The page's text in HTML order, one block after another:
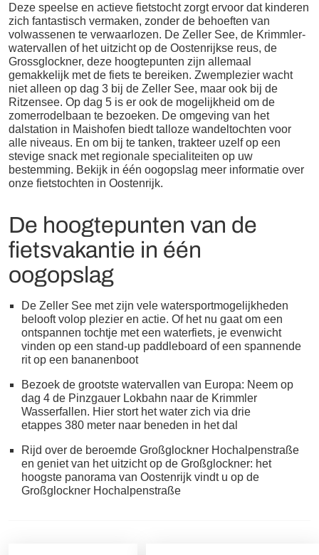
Deze speelse en actieve fietstocht zorgt ervoor dat kinderen
zich fantastisch vermaken, zonder de behoeften van
volwassenen te verwaarlozen. De Zeller See, de Krimmler-
watervallen of het uitzicht op de Oostenrijkse reus, de
Grossglockner, deze hoogtepunten zijn allemaal
gemakkelijk met de fiets te bereiken. Zwemplezier wacht
niet alleen op dag 3 bij de Zeller See, maar ook bij de
Ritzensee. Op dag 5 is er ook de mogelijkheid om de
zomerrodelbaan te bezoeken. De omgeving van het
dalstation in Maishofen biedt talloze wandeltochten voor
alle niveaus. En om bij te tanken, trakteer uzelf op een
stevige snack met regionale specialiteiten op uw
bestemming. Bekijk in één oogopslag meer informatie over
onze fietstochten in Oostenrijk.
De hoogtepunten van de
fietsvakantie in één
oogopslag
De Zeller See met zijn vele watersportmogelijkheden
belooft volop plezier en actie. Of het nu gaat om een ​​
ontspannen tochtje met een waterfiets, je evenwicht
vinden op een stand-up paddleboard of een spannende
rit op een bananenboot
Bezoek de grootste watervallen van Europa: Neem op
dag 4 de Pinzgauer Lokbahn naar de Krimmler
Wasserfallen. Hier stort het water zich via drie
etappes 380 meter naar beneden in het dal
Rijd over de beroemde Großglockner Hochalpenstraße
en geniet van het uitzicht op de Großglockner: het
hoogste panorama van Oostenrijk vindt u op de
Großglockner Hochalpenstraße